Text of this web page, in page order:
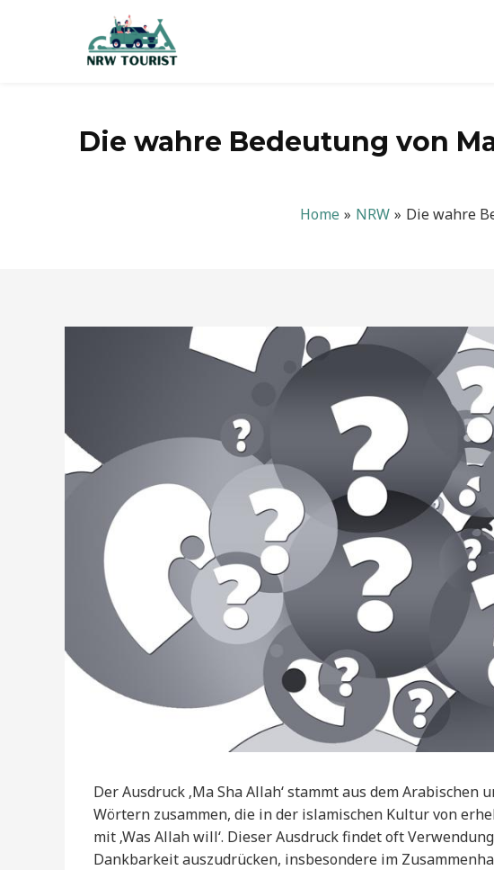
Die wahre Bedeutung von
Home
NRW Die wahre
Der Ausdruck ‚Ma Sha Allah‘ stammt aus dem
Wörtern zusammen, die in der islamischen Kultur von
mit ‚Was Allah will‘. Dieser Ausdruck findet oft
Dankbarkeit auszudrücken, insbesondere im